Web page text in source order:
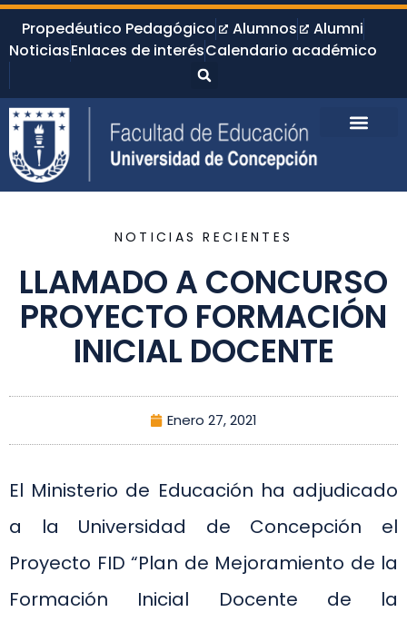
Propedéutico Pedagógico Alumnos
Alumni
NoticiasEnlaces de interésCalendario académico
NOTICIAS RECIENTES
LLAMADO A CONCURSO
PROYECTO FORMACIÓN
INICIAL DOCENTE
Enero 27, 2021
El Ministerio de Educación ha adjudicado
a la Universidad de Concepción el
Proyecto FID “Plan de Mejoramiento de la
Formación Inicial Docente de la